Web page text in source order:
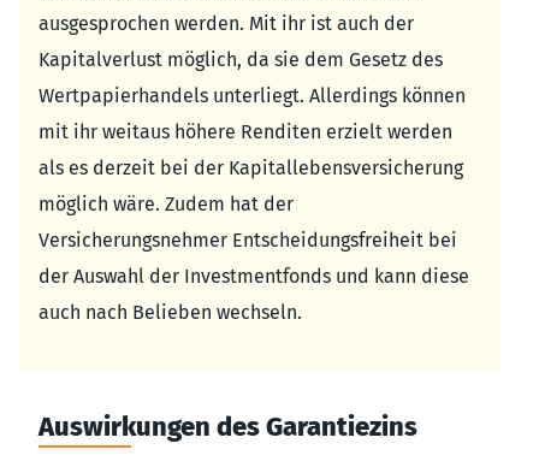
ausgesprochen werden. Mit ihr ist auch der
Kapitalverlust möglich, da sie dem Gesetz des
Wertpapierhandels unterliegt. Allerdings können
mit ihr weitaus höhere Renditen erzielt werden
als es derzeit bei der Kapitallebensversicherung
möglich wäre. Zudem hat der
Versicherungsnehmer Entscheidungsfreiheit bei
der Auswahl der Investmentfonds und kann diese
auch nach Belieben wechseln.
Auswirkungen des Garantiezins